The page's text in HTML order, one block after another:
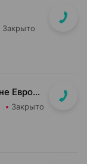
Закрыто
ул. Есенина, д. 76-1 (ТЦ Maximus, в м-не Евроопт Super)
Закрыто